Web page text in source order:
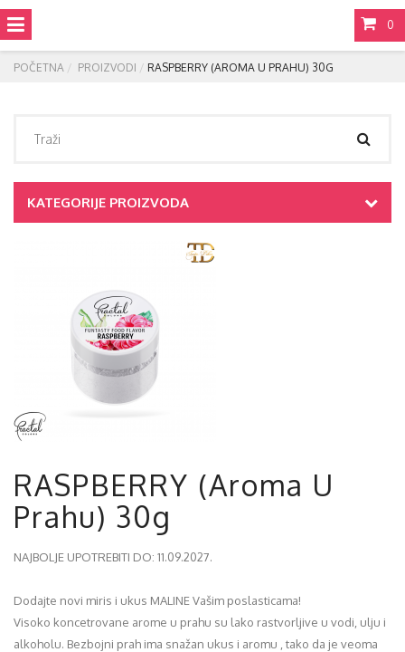
0
POČETNA PROIZVODI RASPBERRY (AROMA U PRAHU) 30G
KATEGORIJE PROIZVODA
RASPBERRY (Aroma U
Prahu) 30g
NAJBOLJE UPOTREBITI DO: 11.09.2027.
Dodajte novi miris i ukus MALINE Vašim poslasticama!
Visoko koncetrovane arome u prahu su lako rastvorljive u vodi, ulju i
alkoholu. Bezbojni prah ima snažan ukus i aromu , tako da je veoma